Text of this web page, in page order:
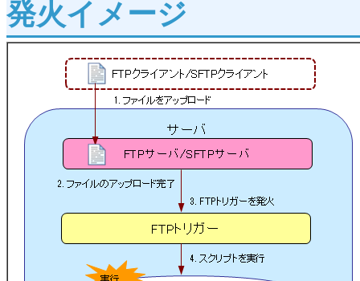
発火イメージ